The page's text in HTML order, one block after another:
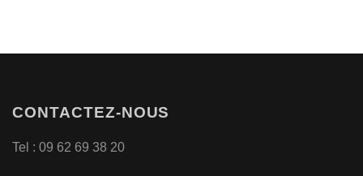
CONTACTEZ-NOUS
Tel : 09 62 69 38 20